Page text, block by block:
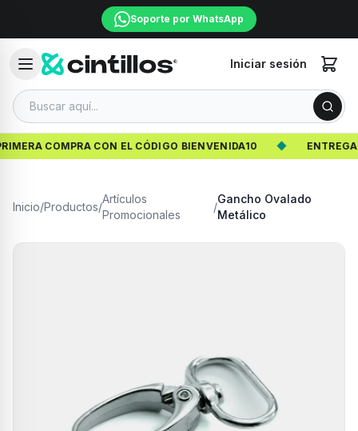
Soporte por WhatsApp
Iniciar sesión
COMPRA CON EL CÓDIGO BIENVENIDA10 ENTREGA
Inicio/Productos/
Artículos
Promocionales
/
Gancho Ovalado
Metálico